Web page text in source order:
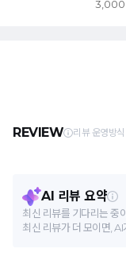
3,000